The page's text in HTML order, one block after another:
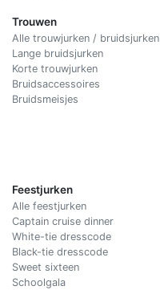
Trouwen
Alle trouwjurken / bruidsjurken
Lange bruidsjurken
Korte trouwjurken
Bruidsaccessoires
Bruidsmeisjes
Feestjurken
Alle feestjurken
Captain cruise dinner
White-tie dresscode
Black-tie dresscode
Sweet sixteen
Schoolgala